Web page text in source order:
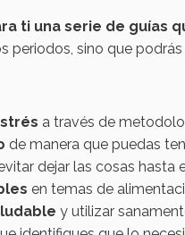
ti una serie de guías
periodos, sino que
a través de
de manera que puedas
dejar las cosas hasta
en temas de
y utilizar